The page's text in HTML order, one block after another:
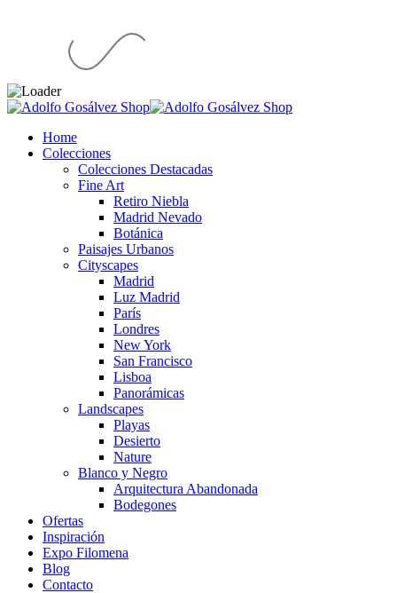
Home
Colecciones
Colecciones Destacadas
Fine Art
Retiro Niebla
Madrid Nevado
Botánica
Paisajes Urbanos
Cityscapes
Madrid
Luz Madrid
París
Londres
New York
San Francisco
Lisboa
Panorámicas
Landscapes
Playas
Desierto
Nature
Blanco y Negro
Arquitectura Abandonada
Bodegones
Ofertas
Inspiración
Expo Filomena
Blog
Contacto